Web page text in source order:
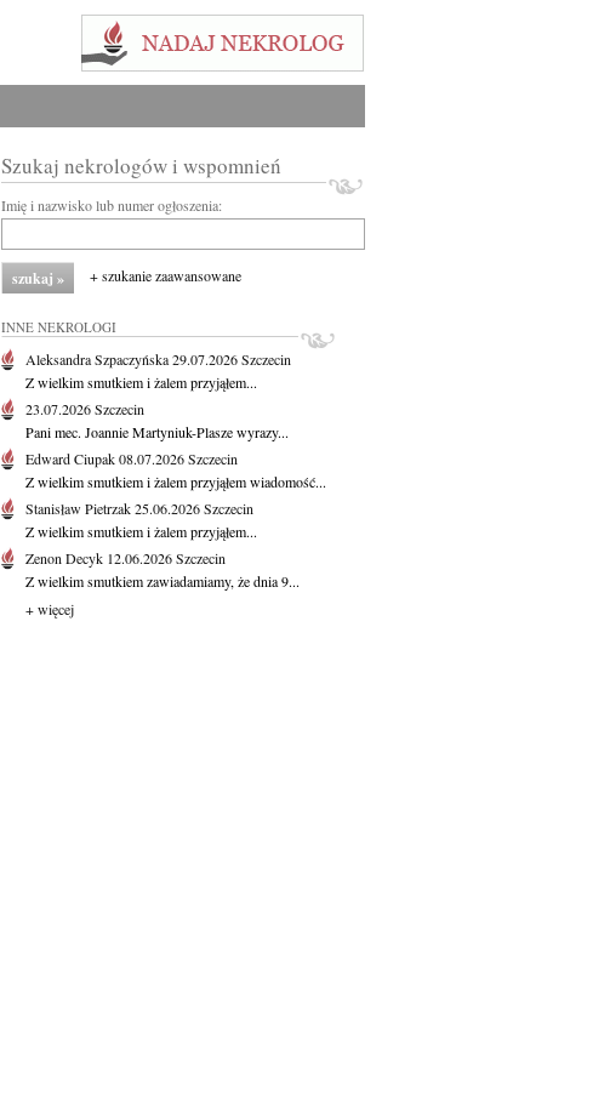
Szukaj nekrologów i wspomnień
Imię i nazwisko lub numer ogłoszenia:
+ szukanie zaawansowane
INNE NEKROLOGI
Aleksandra Szpaczyńska29.07.2026Szczecin
Z wielkim smutkiem i żalem przyjąłem...
23.07.2026Szczecin
Pani mec. Joannie Martyniuk-Plasze wyrazy...
Edward Ciupak08.07.2026Szczecin
Z wielkim smutkiem i żalem przyjąłem wiadomość...
Stanisław Pietrzak25.06.2026Szczecin
Z wielkim smutkiem i żalem przyjąłem...
Zenon Decyk 12.06.2026Szczecin
Z wielkim smutkiem zawiadamiamy, że dnia 9...
+ więcej